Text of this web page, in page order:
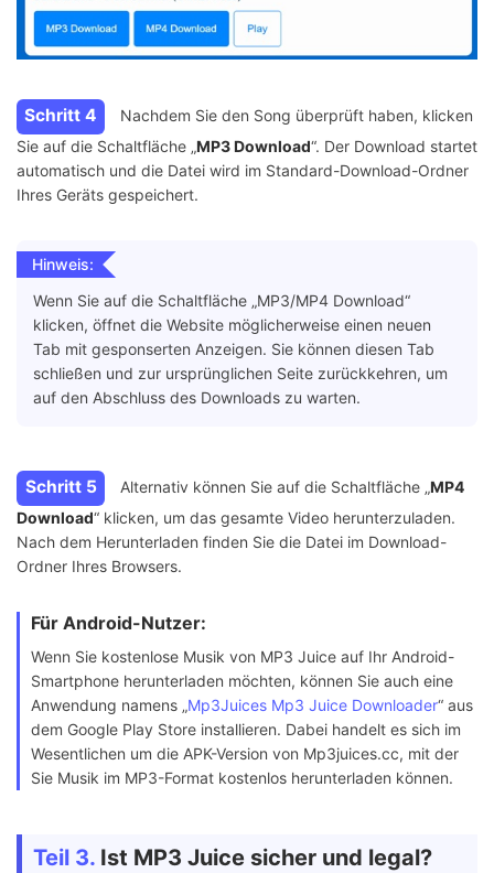
Schritt 4
Nachdem Sie den Song überprüft haben, klicken
Sie auf die Schaltfläche „MP3 Download“. Der Download startet
automatisch und die Datei wird im Standard-Download-Ordner
Ihres Geräts gespeichert.
Hinweis:
Wenn Sie auf die Schaltfläche „MP3/MP4 Download“
klicken, öffnet die Website möglicherweise einen neuen
Tab mit gesponserten Anzeigen. Sie können diesen Tab
schließen und zur ursprünglichen Seite zurückkehren, um
auf den Abschluss des Downloads zu warten.
Schritt 5 Alternativ können Sie auf die Schaltfläche „MP4
Download“ klicken, um das gesamte Video herunterzuladen.
Nach dem Herunterladen finden Sie die Datei im Download-
Ordner Ihres Browsers.
Für Android-Nutzer:
Wenn Sie kostenlose Musik von MP3 Juice auf Ihr Android-
Smartphone herunterladen möchten, können Sie auch eine
Anwendung namens „Mp3Juices Mp3 Juice Downloader“ aus
dem Google Play Store installieren. Dabei handelt es sich im
Wesentlichen um die APK-Version von Mp3juices.cc, mit der
Sie Musik im MP3-Format kostenlos herunterladen können.
Teil 3. Ist MP3 Juice sicher und legal?